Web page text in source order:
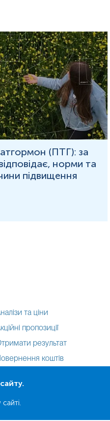
(ПТГ): за
норми та
підвищення
та ціни
пропозиції
результат
коштів